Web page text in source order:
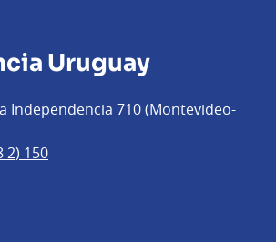
Uruguay
Independencia 710 (Montevideo-
2) 150